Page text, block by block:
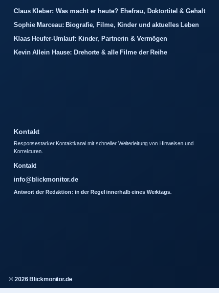
Claus Kleber: Was macht er heute? Ehefrau, Doktortitel & Gehalt
Sophie Marceau: Biografie, Filme, Kinder und aktuelles Leben
Klaas Heufer-Umlauf: Kinder, Partnerin & Vermögen
Kevin Allein Hause: Drehorte & alle Filme der Reihe
Kontakt
Responsestarker Kontaktkanal mit schneller Weiterleitung von Hinweisen und
Korrekturen.
Kontakt
info@blickmonitor.de
Antwort der Redaktion: in der Regel innerhalb eines Werktags.
© 2026 Blickmonitor.de